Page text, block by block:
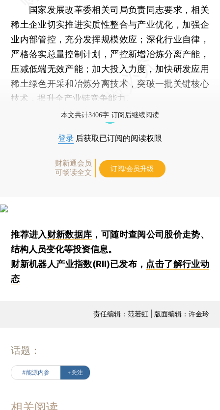
国家发展改革委相关司局负责同志要求，相关
稀土企业切实推进实质性整合与产业优化，加强企
业内部管控，充分发挥规模效应；深化行业自律，
严格落实总量控制计划，严控新增冶炼分离产能，
压减低端无效产能；加大投入力度，加快研发应用
稀土绿色开采和冶炼分离技术，突破一批关键核心
技术，提升全产业链竞争能力。
本文共计3406字 订阅后继续阅读
登录 后获取已订阅的阅读权限
财新通会员
可畅读全文
订阅/会员升级
推荐进入财新数据库 ，可随时查阅公司股价走势、
结构人员变化等投资信息。
财新机器人产业指数(RII)已发布， 点击了解行业动
态
责任编辑：范若虹 | 版面编辑：许金玲
话题：
#能源内参 +关注
相关阅读